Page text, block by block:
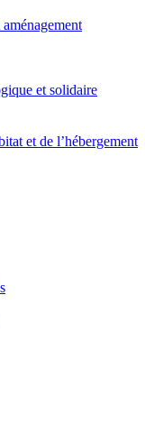
et solidaire
et de l’hébergement